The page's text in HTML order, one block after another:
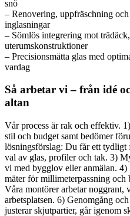
snö
– Renovering, uppfräschning
inglasningar
– Sömlös integrering mot
uterumskonstruktioner
– Precisionsmätta glas med
vardag
Så arbetar vi – från idé
altan
Vår process är rak och effektiv.
stil och budget samt bedömer
lösningsförslag: Du får ett tydligt
val av glas, profiler och tak. 3)
vi med bygglov eller anmälan.
mäter för millimeterpassning
Våra montörer arbetar noggrant,
arbetsplatsen. 6) Genomgång
justerar skjutpartier, går igenom